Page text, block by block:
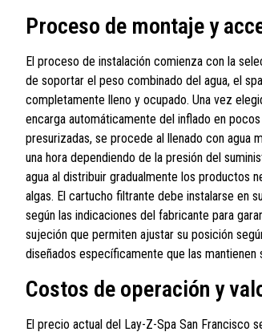
Proceso de montaje y
El proceso de instalación comienza con la
de soportar el peso combinado del agua, el
completamente lleno y ocupado. Una vez
encarga automáticamente del inflado en
presurizadas, se procede al llenado con agua
una hora dependiendo de la presión del
agua al distribuir gradualmente los productos
algas. El cartucho filtrante debe instalarse en
según las indicaciones del fabricante para
sujeción que permiten ajustar su posición
diseñados específicamente que las
Costos de operación y
El precio actual del Lay-Z-Spa San Francisco